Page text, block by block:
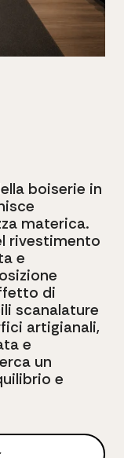
boiserie in
materica.
rivestimento
e
di
scanalature
artigianali,
e
un
e